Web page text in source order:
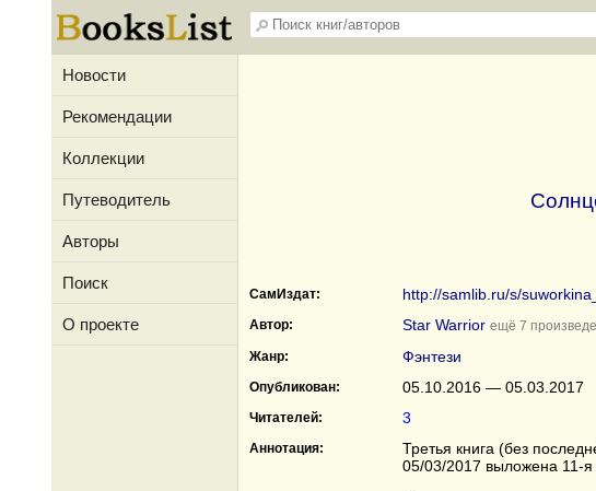
Новости
Рекомендации
Коллекции
Путеводитель
Авторы
Поиск
О проекте
СамИздат: http://samlib.ru/s/
Автор: Star Warrior ещё 7
Жанр:
Фэнтези
Опубликован: 05.10.2016 — 05.03.2017
Читателей: 3
Аннотация:
Третья книга (без
05/03/2017 выложена 11-я